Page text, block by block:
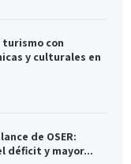
turismo con
y culturales en
de OSER:
déficit y mayor...